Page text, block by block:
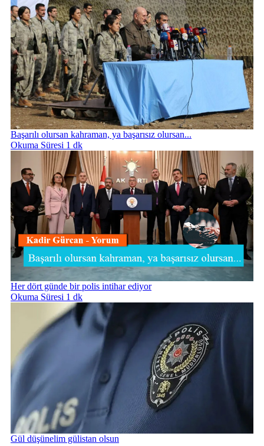
Başarılı olursan kahraman, ya başarısız olursan...
Okuma Süresi 1 dk
Her dört günde bir polis intihar ediyor
Okuma Süresi 1 dk
Gül düşünelim gülistan olsun